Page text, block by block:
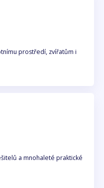
prostředí, zvířatům i
a mnohaleté praktické